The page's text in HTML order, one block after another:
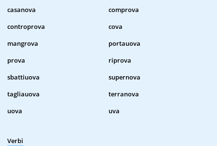
casanova
comprova
controprova
cova
mangrova
portauova
prova
riprova
sbattiuova
supernova
tagliauova
terranova
uova
uva
Verbi